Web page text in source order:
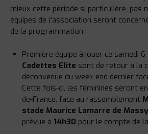
mieux cette période si particulière, pas
équipes de l’association seront
de la programmation :
Première équipe à jouer ce samedi 6
Cadettes Elite sont de retour à la
déconvenue du week-end dernier
Cette fois-ci, les féminines seront
de-France, face au rassemblement
stade Maurice Lamarre de Massy
prévue à 14h30 pour le compte de